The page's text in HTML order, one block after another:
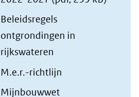
Beleidsregels
ontgrondingen in
rijkswateren
M.e.r.-richtlijn
Mijnbouwwet